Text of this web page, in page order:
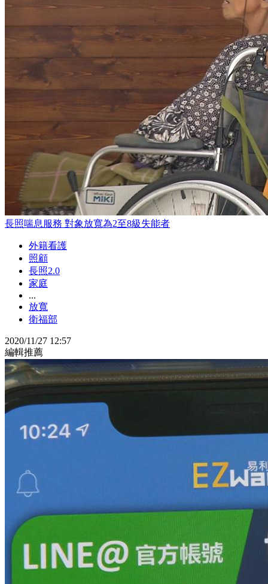
長照喘息服務 對象放寬為2至8級失能者
外籍看護
照顧
長照2.0
家庭
...
放寬
衛福部
2020/11/27 12:57
編輯推薦